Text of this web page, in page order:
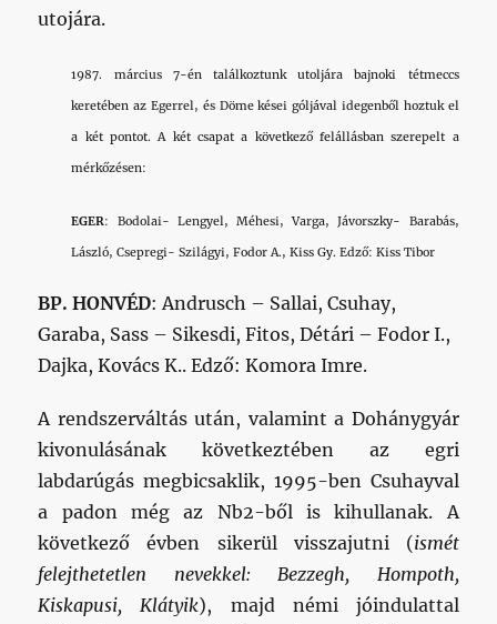
utojára.
1987. március 7-én találkoztunk utoljára bajnoki tétmeccs
keretében az Egerrel, és Döme kései góljával idegenből hoztuk el
a két pontot. A két csapat a következő felállásban szerepelt a
mérkőzésen:
EGER: Bodolai- Lengyel, Méhesi, Varga, Jávorszky- Barabás,
László, Csepregi- Szilágyi, Fodor A., Kiss Gy. Edző: Kiss Tibor
BP. HONVÉD: Andrusch – Sallai, Csuhay,
Garaba, Sass – Sikesdi, Fitos, Détári – Fodor I.,
Dajka, Kovács K.. Edző: Komora Imre.
A rendszerváltás után, valamint a Dohánygyár
kivonulásának következtében az egri
labdarúgás megbicsaklik, 1995-ben Csuhayval
a padon még az Nb2-ből is kihullanak. A
következő évben sikerül visszajutni (ismét
felejthetetlen nevekkel: Bezzegh, Hompoth,
Kiskapusi, Klátyik), majd némi jóindulattal